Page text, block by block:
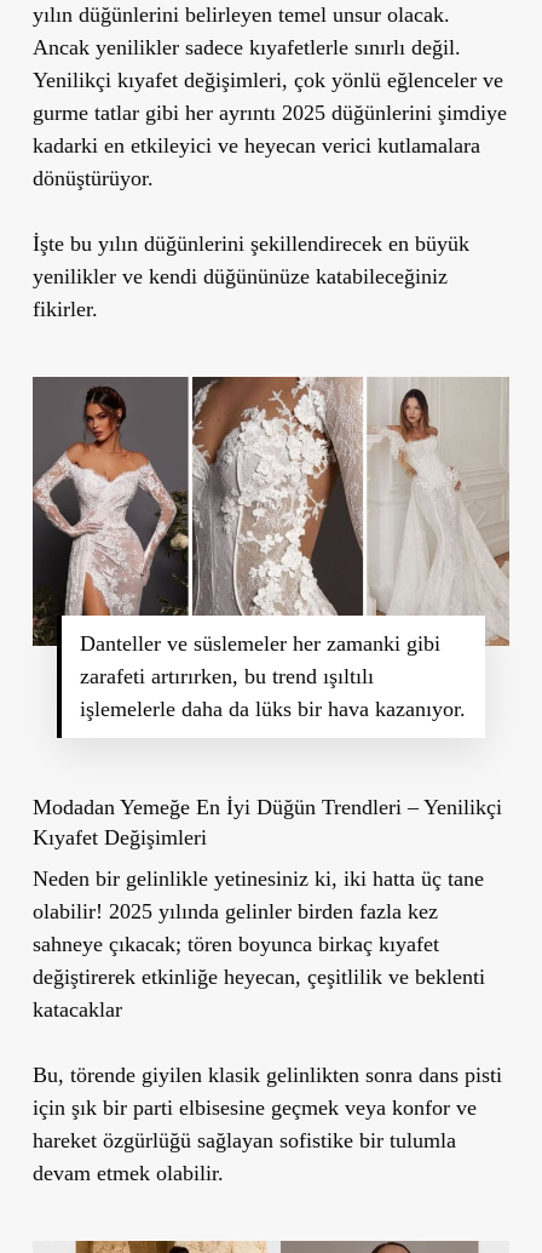
yılın düğünlerini belirleyen temel unsur olacak.
Ancak yenilikler sadece kıyafetlerle sınırlı değil.
Yenilikçi kıyafet değişimleri, çok yönlü eğlenceler ve
gurme tatlar gibi her ayrıntı 2025 düğünlerini şimdiye
kadarki en etkileyici ve heyecan verici kutlamalara
dönüştürüyor.
İşte bu yılın düğünlerini şekillendirecek en büyük
yenilikler ve kendi düğününüze katabileceğiniz
fikirler.
Danteller ve süslemeler her zamanki gibi
zarafeti artırırken, bu trend ışıltılı
işlemelerle daha da lüks bir hava kazanıyor.
Modadan Yemeğe En İyi Düğün Trendleri – Yenilikçi
Kıyafet Değişimleri
Neden bir gelinlikle yetinesiniz ki, iki hatta üç tane
olabilir! 2025 yılında gelinler birden fazla kez
sahneye çıkacak; tören boyunca birkaç kıyafet
değiştirerek etkinliğe heyecan, çeşitlilik ve beklenti
katacaklar
Bu, törende giyilen klasik gelinlikten sonra dans pisti
için şık bir parti elbisesine geçmek veya konfor ve
hareket özgürlüğü sağlayan sofistike bir tulumla
devam etmek olabilir.